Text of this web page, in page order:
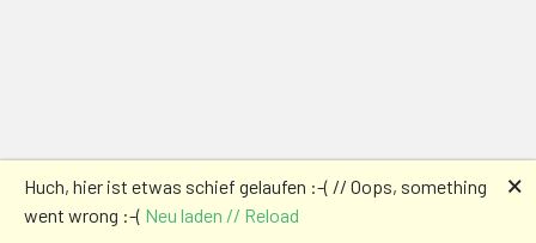
Huch, hier ist etwas schief gelaufen :-( // Oops, something
went wrong :-( Neu laden // Reload
🗙